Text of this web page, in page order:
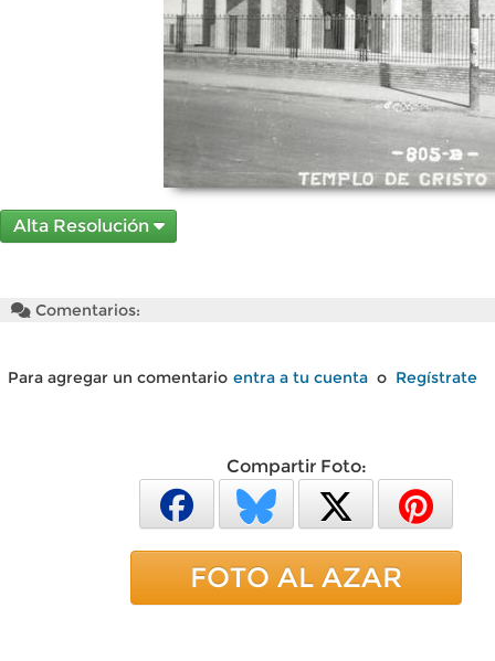
Alta Resolución
Comentarios:
Para agregar un comentario entra a tu cuenta o Regístrate
Compartir Foto:
FOTO AL AZAR